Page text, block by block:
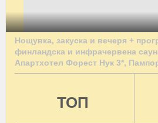
Нощувка, закуска и вечеря +
финландска и инфрачервена
Апартхотел Форест Нук 3*,
ТОП